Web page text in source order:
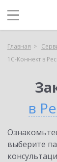
Главная
1С-Коннект в
в
выберите